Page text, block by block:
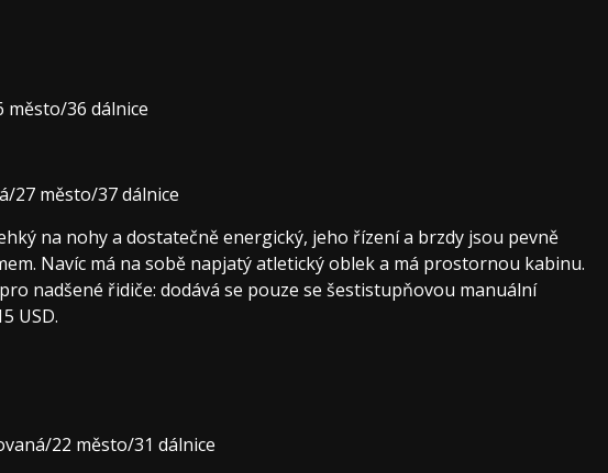
město/36 dálnice
27 město/37 dálnice
na nohy a dostatečně energický, jeho řízení a brzdy jsou pevně
Navíc má na sobě napjatý atletický oblek a má prostornou kabinu.
nadšené řidiče: dodává se pouze se šestistupňovou manuální
USD.
22 město/31 dálnice